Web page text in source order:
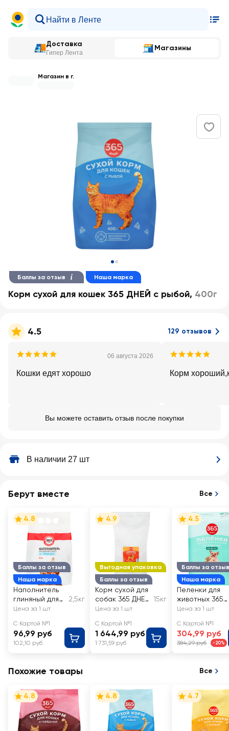
Доставка
Гипер Лента
Магазины
Магазин в г.
Баллы за отзыв Наша марка
Корм сухой для кошек 365 ДНЕЙ с рыбой, 400г
4.5 129 отзывов
06 августа 2026
Кошки едят хорошо Корм
Вы можете оставить отзыв после покупки
В наличии 27 шт
Берут вместе Все
Баллы за отзыв
Наша марка
4.8
Наполнитель
глиняный для
кошачьего
ДНЕЙ
впитывающий
2,5кг
Цена за 1 шт
С Картой №1
96,99 руб
102,10 руб
Выгодная упаковка
Баллы за отзыв
4.9
Корм сухой для
собак 365 ДНЕЙ
с говядиной,
й
15кг
Цена за 1 шт
С Картой №1
1 644,99 руб
1 731,59 руб
Баллы за отзыв
Наша марка
4.5
Пеленки для
животных 365
ДНЕЙ
60x40см
Цена за 1 шт
С Картой №1
304,99 руб
384,29 руб -20%
Похожие товары Все
4.8 4.8 4.7